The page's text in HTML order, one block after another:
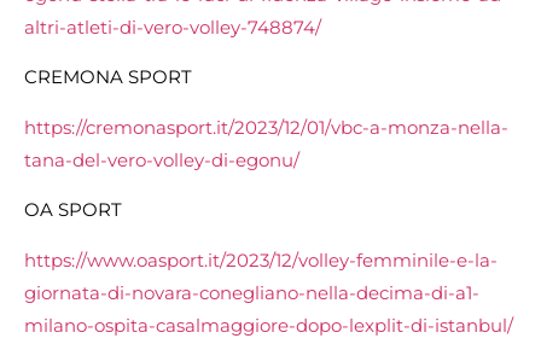
altri-atleti-di-vero-volley-748874/
CREMONA SPORT
https://cremonasport.it/2023/12/01/vbc-a-monza-nella-
tana-del-vero-volley-di-egonu/
OA SPORT
https://www.oasport.it/2023/12/volley-femminile-e-la-
giornata-di-novara-conegliano-nella-decima-di-a1-
milano-ospita-casalmaggiore-dopo-lexplit-di-istanbul/